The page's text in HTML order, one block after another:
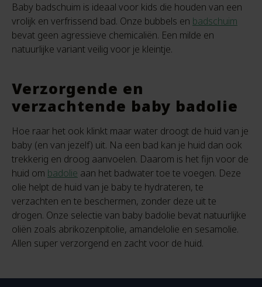
Baby badschuim is ideaal voor kids die houden van een
vrolijk en verfrissend bad. Onze bubbels en badschuim
bevat geen agressieve chemicaliën. Een milde en
natuurlijke variant veilig voor je kleintje.
Verzorgende en
verzachtende baby badolie
Hoe raar het ook klinkt maar water droogt de huid van je
baby (en van jezelf) uit. Na een bad kan je huid dan ook
trekkerig en droog aanvoelen. Daarom is het fijn voor de
huid om badolie aan het badwater toe te voegen. Deze
olie helpt de huid van je baby te hydrateren, te
verzachten en te beschermen, zonder deze uit te
drogen. Onze selectie van baby badolie bevat natuurlijke
oliën zoals abrikozenpitolie, amandelolie en sesamolie.
Allen super verzorgend en zacht voor de huid.